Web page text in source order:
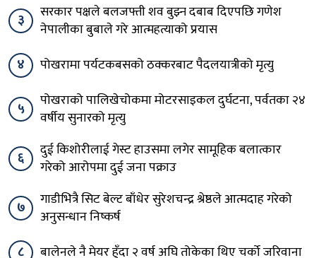
३
सरकार पक्षले बलजफ्ती शव बुझ्न दबाब दिएपछि गणेश
नेपालीका बुबाले गरे आत्महत्याको प्रयास
४
पोखरामा पर्यटकबसको ठक्करबाट पैदलयात्रीको मृत्यु
५
पोखराको पालिखेचोकमा मोटरसाइकल दुर्घटना, पर्वतका २४
वर्षीय सुनारको मृत्यु
६
दुई किशोरीलाई गेस्ट हाउसमा लगेर सामूहिक बलात्कार
गरेको आरोपमा दुई जना पक्राउ
७
गाडीभित्रै सिट बेल्ट बाँधेर सुरेशचन्द्र श्रेष्ठले आत्मदाह गरेको
अनुसन्धान निष्कर्ष
८
बालेनले नै मेयर हुँदा २ वर्ष अघि तोकेका थिए चर्को जरिवाना